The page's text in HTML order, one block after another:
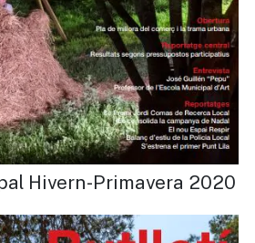
Hivern-Primavera 2020